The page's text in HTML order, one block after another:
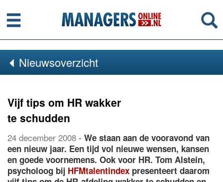
Menu
Nieuwsoverzicht
Vijf tips om HR wakker
te schudden
24 december 2008 - We staan aan de vooravond van
een nieuw jaar. Een tijd vol nieuwe wensen, kansen
en goede voornemens. Ook voor HR. Tom Alstein,
psycholoog bij HFMtalentindex presenteert daarom